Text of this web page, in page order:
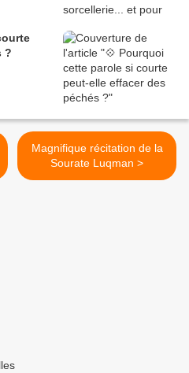
?
Magnifique récitation de la
Sourate Luqman >